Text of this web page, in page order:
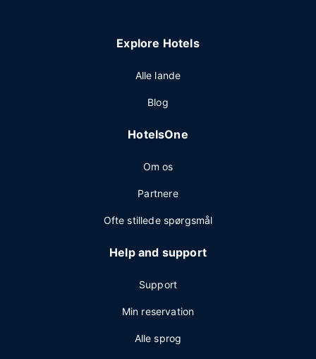
Explore Hotels
Alle lande
Blog
HotelsOne
Om os
Partnere
Ofte stillede spørgsmål
Help and support
Support
Min reservation
Alle sprog